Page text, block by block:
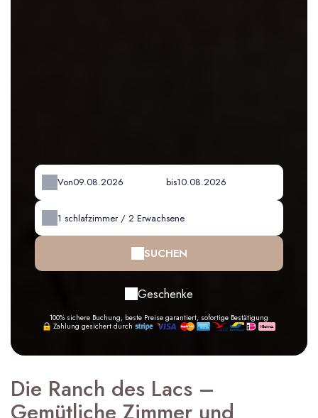
Von bis
1schlafzimmer /2Erwachsene
SUCHEN
Geschenke
100% sichere Buchung, beste Preise garantiert, sofortige Bestätigung
Zahlung gesichert durch
Die Ranch des Lacs –